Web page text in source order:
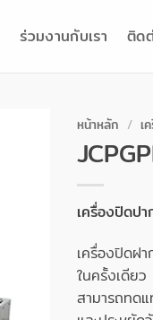
ร่วมงานกับเรา ติด
หน้าหลัก / เ
เครื่องปิดป
เครื่องปิดฝ
ในครั้งเดีย
สามารถทด